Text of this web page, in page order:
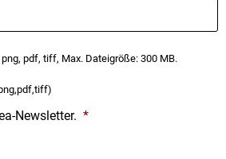
pdf, tiff, Max. Dateigröße: 300 MB.
Newsletter. *